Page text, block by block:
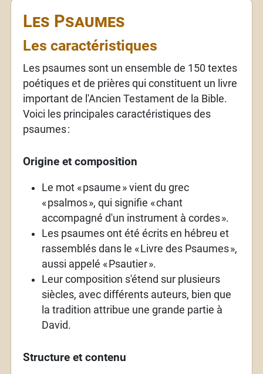
Les Psaumes
Les caractéristiques
Les psaumes sont un ensemble de 150 textes
poétiques et de prières qui constituent un livre
important de l'Ancien Testament de la Bible.
Voici les principales caractéristiques des
psaumes:
Origine et composition
Le mot «psaume » vient du grec
«psalmos», qui signifie «chant
accompagné d'un instrument à cordes».
Les psaumes ont été écrits en hébreu et
rassemblés dans le «Livre des Psaumes»,
aussi appelé «Psautier».
Leur composition s'étend sur plusieurs
siècles, avec différents auteurs, bien que
la tradition attribue une grande partie à
David.
Structure et contenu